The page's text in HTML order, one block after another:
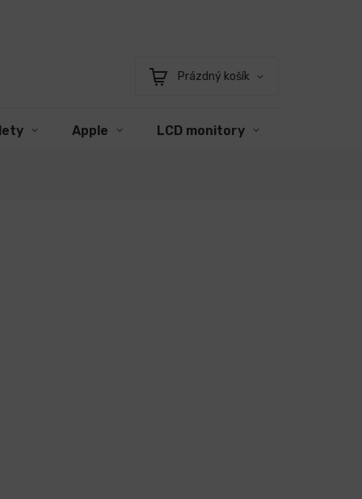
Nákupní
Prázdný košík
Apple LCD monitory